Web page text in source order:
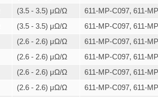
(3.5 - 3.5) μΩ/Ω 611-MP-C097, 611-
(3.5 - 3.5) μΩ/Ω 611-MP-C097, 611-
(2.6 - 2.6) μΩ/Ω 611-MP-C097, 611-
(2.6 - 2.6) μΩ/Ω 611-MP-C097, 611-
(2.6 - 2.6) μΩ/Ω 611-MP-C097, 611-
(2.6 - 2.6) μΩ/Ω 611-MP-C097, 611-